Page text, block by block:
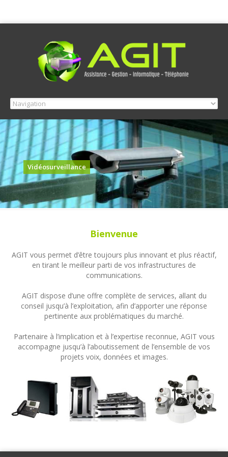
Vidéosurveillance
Bienvenue
AGIT vous permet d’être toujours plus innovant et plus réactif,
en tirant le meilleur parti de vos infrastructures de
communications.
AGIT dispose d’une offre complète de services, allant du
conseil jusqu’à l’exploitation, afin d’apporter une réponse
pertinente aux problématiques du marché.
Partenaire à l’implication et à l’expertise reconnue, AGIT vous
accompagne jusqu’à l’aboutissement de l’ensemble de vos
projets voix, données et images.